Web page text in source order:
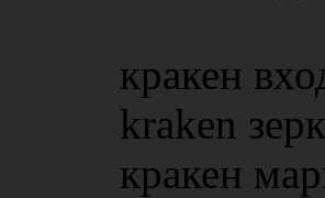
кракен
kraken
кракен